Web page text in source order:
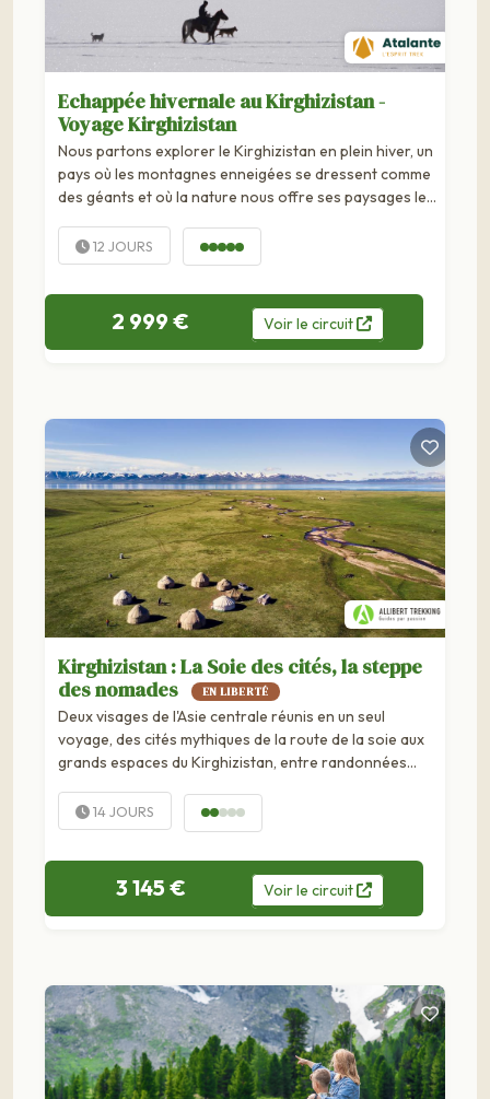
Echappée hivernale au Kirghizistan -
Voyage Kirghizistan
Nous partons explorer le Kirghizistan en plein hiver, un
pays où les montagnes enneigées se dressent comme
des géants et où la nature nous offre ses paysages les
12 JOURS
2 999 € Voirle circuit
Kirghizistan : La Soie des cités, la steppe
des nomades
EN LIBERTÉ
Deux visages de l'Asie centrale réunis en un seul
voyage, des cités mythiques de la route de la soie aux
grands espaces du Kirghizistan, entre randonnées
14 JOURS
3 145 € Voirle circuit